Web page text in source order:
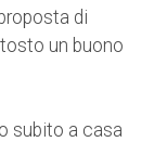
di
un buono
subito a casa